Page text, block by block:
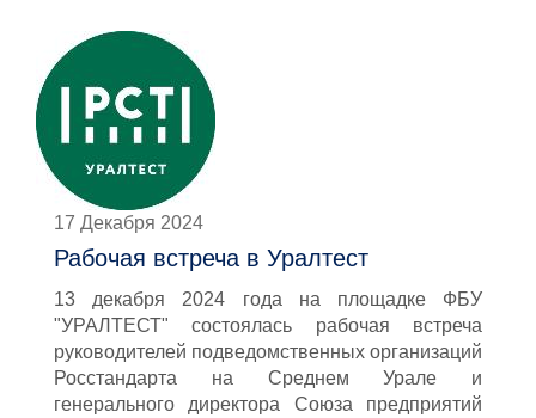
17 Декабря 2024
Рабочая встреча в Уралтест
13 декабря 2024 года на площадке ФБУ
"УРАЛТЕСТ" состоялась рабочая встреча
руководителей подведомственных организаций
Росстандарта на Среднем Урале и
генерального директора Союза предприятий